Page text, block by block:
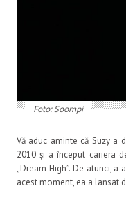
Foto: Soompi
Vă aduc aminte că Suzy a
2010 și a început cariera
„Dream High”. De atunci,
acest moment, ea a lansat